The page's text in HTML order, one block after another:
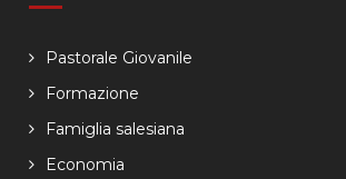
Pastorale Giovanile
Formazione
Famiglia salesiana
Economia